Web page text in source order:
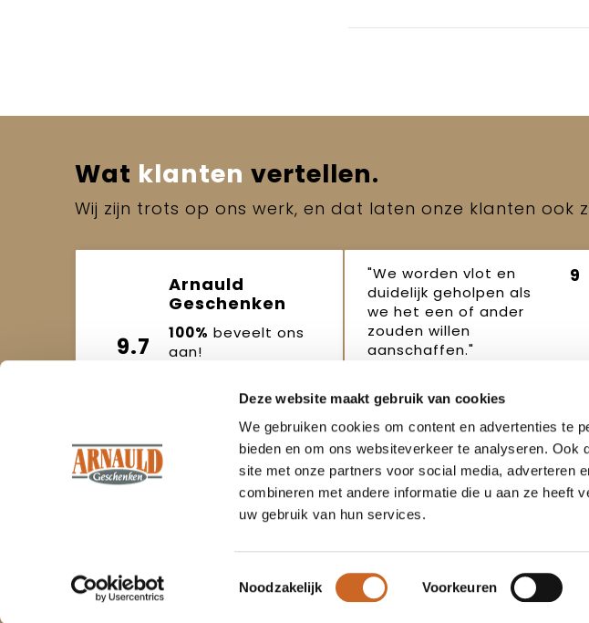
Deze website maakt gebruik van cookies
We gebruiken cookies om content en advertenties te
bieden en om ons websiteverkeer te analyseren. Ook
site met onze partners voor social media, adverteren
combineren met andere informatie die u aan ze heeft
uw gebruik van hun services.
Toestemmingsselectie
Noodzakelijk Voorkeuren
Wat klanten vertellen.
Wij zijn trots op ons werk, en dat laten onze klanten ook
9.7
Arnauld
Geschenken
100% beveelt ons
aan!
Beoordeel ons
"We worden vlot en
duidelijk geholpen als
we het een of ander
zouden willen
aanschaffen."
9
Joop Robertus
oktober 2025
Ervaring sinds 1986
Klantenservice
Contact
functioneren maken wij gebruik van
cookies.